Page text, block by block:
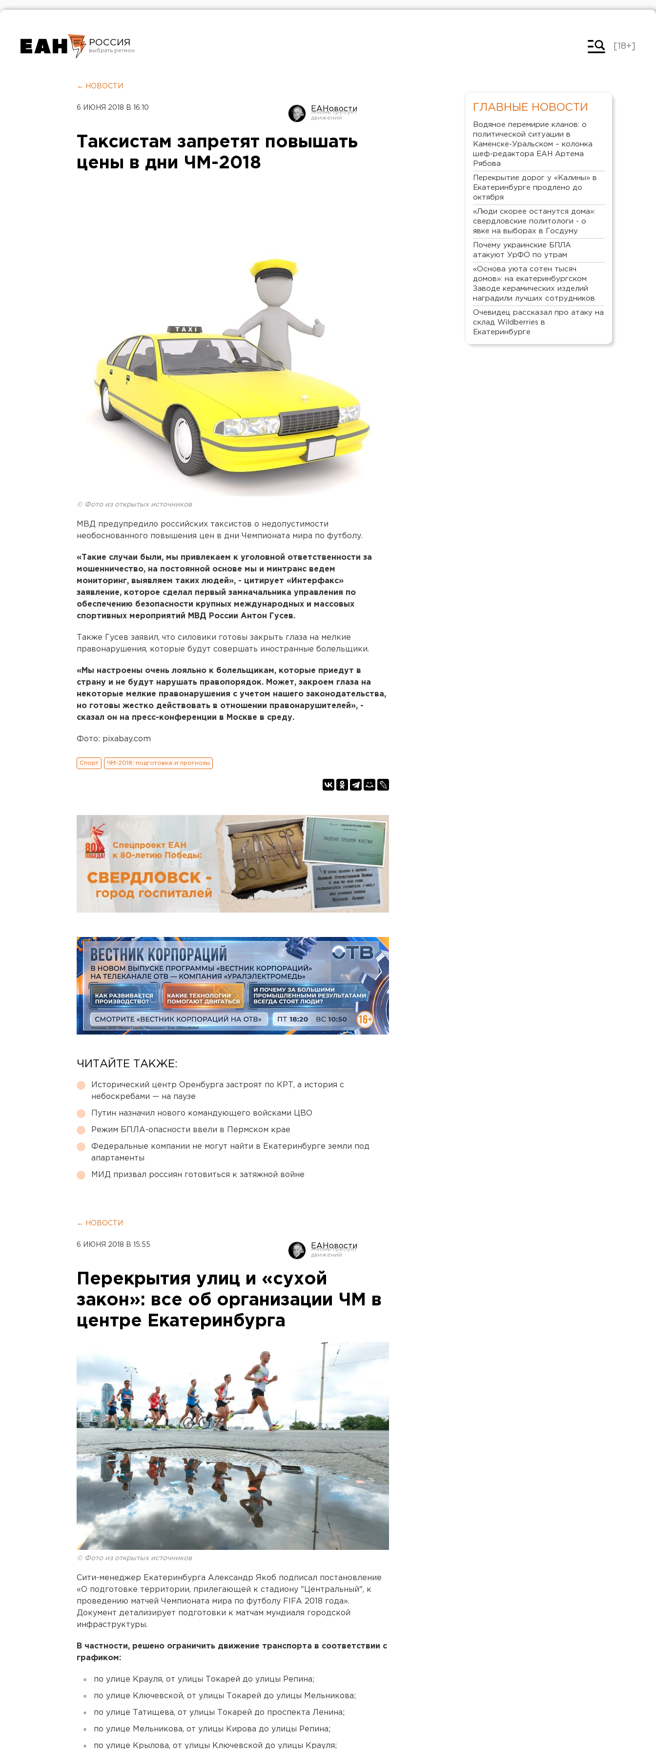
РОССИЯ
Челябинск
[18+]
← НОВОСТИ
6 ИЮНЯ 2018 В 16:10 ЕАНовости
Таксистам запретят повышать
цены в дни ЧМ-2018
© Фото из открытых источников
МВД предупредило российских таксистов о недопустимости
необоснованного повышения цен в дни Чемпионата мира по футболу.
«Такие случаи были, мы привлекаем к уголовной ответственности за
мошенничество, на постоянной основе мы и минтранс ведем
мониторинг, выявляем таких людей», - цитирует «Интерфакс»
заявление, которое сделал первый замначальника управления по
обеспечению безопасности крупных международных и массовых
спортивных мероприятий МВД России Антон Гусев.
Также Гусев заявил, что силовики готовы закрыть глаза на мелкие
правонарушения, которые будут совершать иностранные болельщики.
«Мы настроены очень лояльно к болельщикам, которые приедут в
страну и не будут нарушать правопорядок. Может, закроем глаза на
некоторые мелкие правонарушения с учетом нашего законодательства,
но готовы жестко действовать в отношении правонарушителей», -
сказал он на пресс-конференции в Москве в среду.
Фото: pixabay.com
Спорт ЧМ-2018: подготовка и прогнозы
ЧИТАЙТЕ ТАКЖЕ:
Исторический центр Оренбурга застроят по КРТ, а история с
небоскребами — на паузе
Путин назначил нового командующего войсками ЦВО
Режим БПЛА-опасности ввели в Пермском крае
Федеральные компании не могут найти в Екатеринбурге земли под
апартаменты
МИД призвал россиян готовиться к затяжной войне
← НОВОСТИ
6 ИЮНЯ 2018 В 15:55 ЕАНовости
Перекрытия улиц и «сухой
закон»: все об организации ЧМ в
центре Екатеринбурга
© Фото из открытых источников
Сити-менеджер Екатеринбурга Александр Якоб подписал постановление
«О подготовке территории, прилегающей к стадиону "Центральный", к
проведению матчей Чемпионата мира по футболу FIFA 2018 года».
Документ детализирует подготовки к матчам мундиаля городской
инфраструктуры.
В частности, решено ограничить движение транспорта в соответствии с
графиком:
по улице Крауля, от улицы Токарей до улицы Репина;
по улице Ключевской, от улицы Токарей до улицы Мельникова;
по улице Татищева, от улицы Токарей до проспекта Ленина;
по улице Мельникова, от улицы Кирова до улицы Репина;
по улице Крылова, от улицы Ключевской до улицы Крауля;
ГЛАВНЫЕ НОВОСТИ
Водяное перемирие кланов: о
политической ситуации в
Каменске-Уральском – колонка
шеф-редактора ЕАН Артема
Рябова
Перекрытие дорог у «Калины» в
Екатеринбурге продлено до
октября
«Люди скорее останутся дома»:
свердловские политологи - о
явке на выборах в Госдуму
Почему украинские БПЛА
атакуют УрФО по утрам
«Основа уюта сотен тысяч
домов»: на екатеринбургском
Заводе керамических изделий
наградили лучших сотрудников
Очевидец рассказал про атаку на
склад Wildberries в
Екатеринбурге